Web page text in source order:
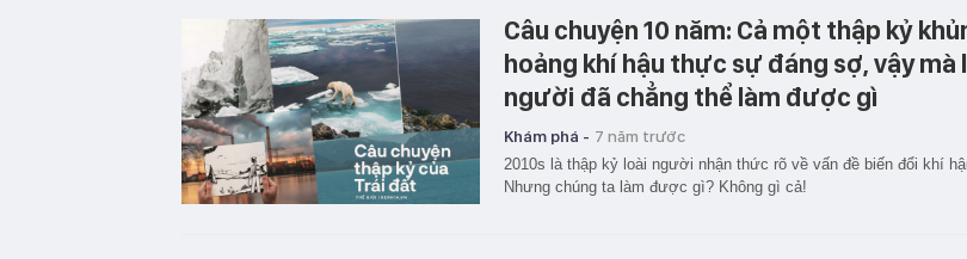
Câu chuyện 10 năm: Cả một thập kỷ
hoảng khí hậu thực sự đáng sợ, vậy mà
người đã chẳng thể làm được gì
Khám phá - 7 năm trước
2010s là thập kỷ loài người nhận thức rõ về vấn đề biến đổi khí
Nhưng chúng ta làm được gì? Không gì cả!